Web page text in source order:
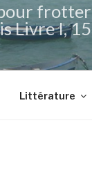
Livre I,
Littérature